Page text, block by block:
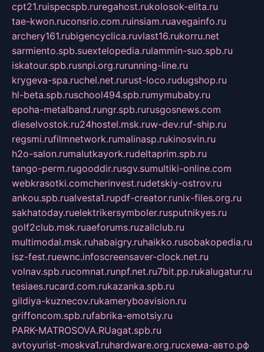
cpt21.ruispecspb.ruregahost.rukolosok-elita.ru
tae-kwon.ruconsrio.com.ruinsiam.ruavegainfo.ru
archery161.rubigencyclica.ruvlast16.rukorru.net
sarmiento.spb.suextelopedia.rulammin-suo.spb.ru
iskatour.spb.rusnpi.org.rurunning-line.ru
krygeva-spa.ruchel.net.rurust-loco.rudugshop.ru
hl-beta.spb.ruschool494.spb.rumymubaby.ru
epoha-metalband.rungr.spb.rurusgosnews.com
dieselvostok.ru24hostel.msk.ruw-dev.ruf-ship.ru
regsmi.rufilmnetwork.rumalinasp.rukinosvin.ru
h2o-salon.rumalutkayork.rudeltaprim.spb.ru
tango-perm.rugooddir.rusgv.sumultiki-online.com
webkrasotki.comcherinvest.rudetskiy-ostrov.ru
ankou.spb.rualvesta1.rupdf-creator.runix-files.org.ru
sakhatoday.ruelektrikersymboler.rusputnikyes.ru
golf2club.msk.ruaeforums.ruzallclub.ru
multimodal.msk.ruhabaigry.ruhaikko.rusobakopedia.ru
isz-fest.ruewnc.infoscreensaver-clock.net.ru
volnav.spb.rucomnat.runpf.net.ru7bit.pp.rukalugatur.ru
tesiaes.rucard.com.rukazanka.spb.ru
gildiya-kuznecov.rukameryboavision.ru
griffoncom.spb.rufabrika-emotsiy.ru
PARK-MATROSOVA.RUagat.spb.ru
avtoyurist-moskva1.ruhardware.org.ruсхема-авто.рф